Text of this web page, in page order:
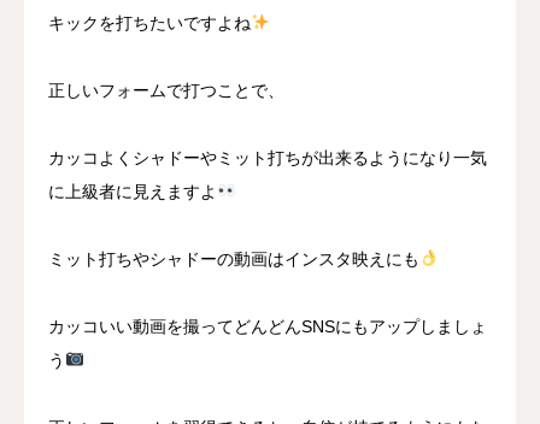
キックを打ちたいですよね
正しいフォームで打つことで、
カッコよくシャドーやミット打ちが出来るようになり一気
に上級者に見えますよ
ミット打ちやシャドーの動画はインスタ映えにも
カッコいい動画を撮ってどんどんSNSにもアップしましょ
う